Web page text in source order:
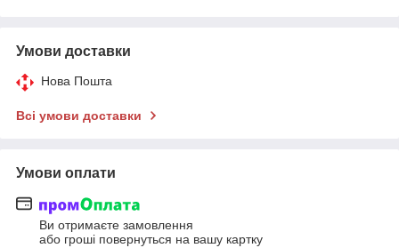
Умови доставки
Нова Пошта
Всі умови доставки
Умови оплати
Ви отримаєте замовлення
або гроші повернуться на вашу картку